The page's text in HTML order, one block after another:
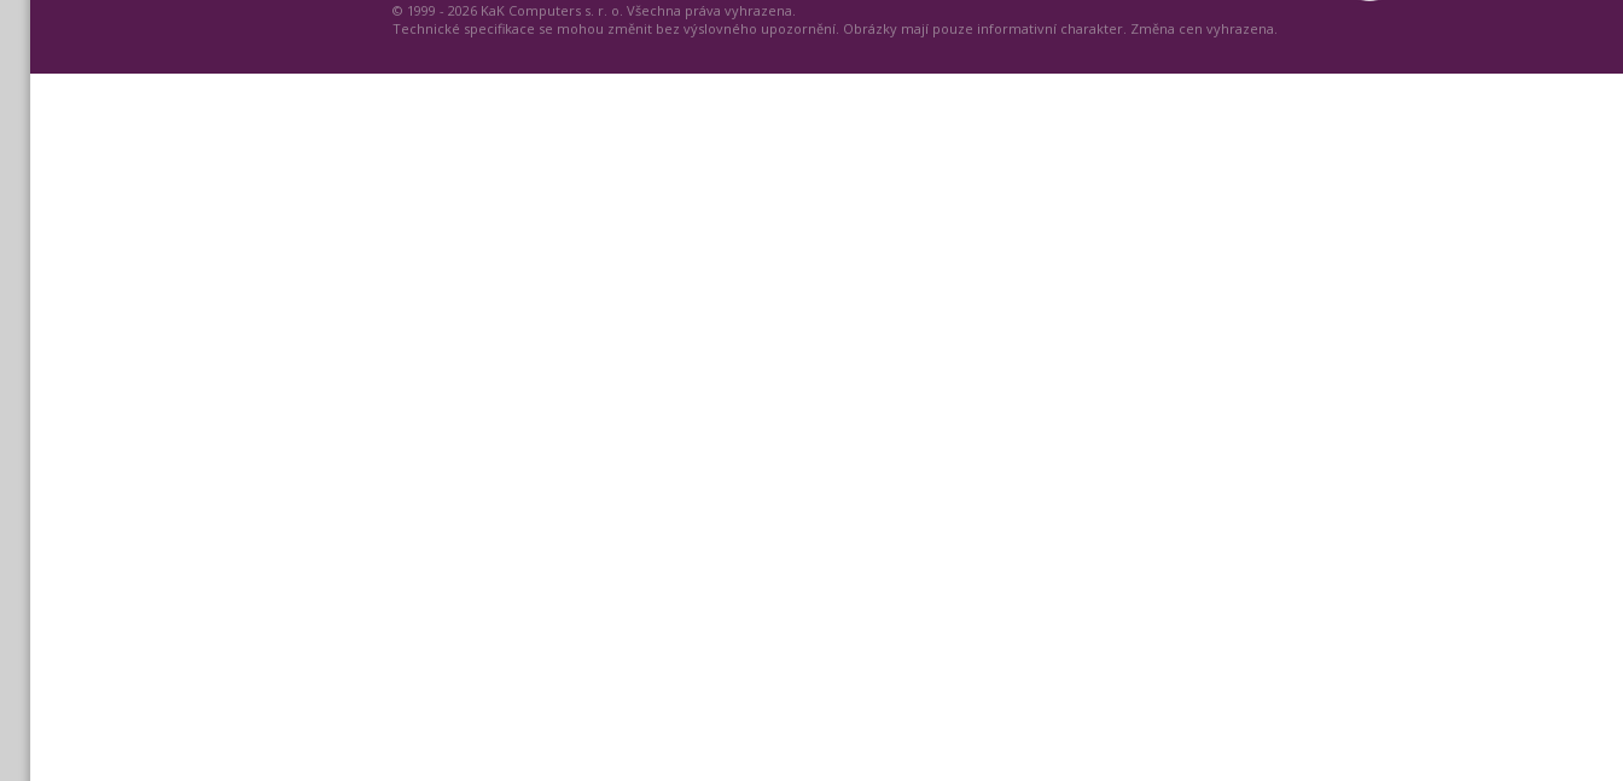
© 1999 - 2026 KaK Computers s. r. o. Všechna práva vyhrazena.
Technické specifikace se mohou změnit bez výslovného upozornění. Obrázky mají pouze informativní charakter. Změna cen vyhrazena.